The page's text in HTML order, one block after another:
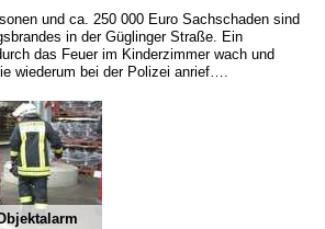
und ca. 250 000 Euro Sachschaden sind
in der Güglinger Straße. Ein
das Feuer im Kinderzimmer wach und
wiederum bei der Polizei anrief….